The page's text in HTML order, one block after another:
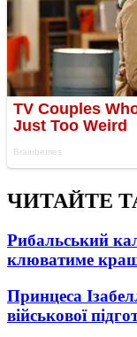
ЧИТАЙТЕ
Рибальський
клюватиме
Принцеса
військової